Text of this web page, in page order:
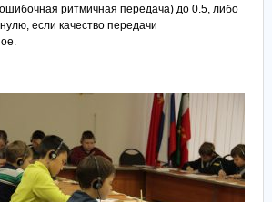
ритмичная передача) до 0.5, либо
если качество передачи